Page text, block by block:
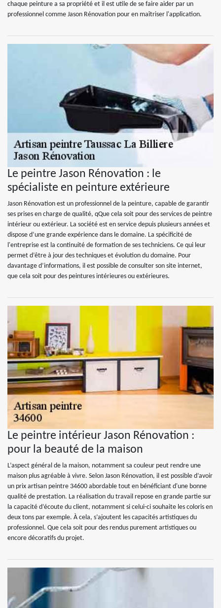
chaque peinture a sa propriété et il est utile de se faire aider par un
professionnel comme Jason Rénovation pour en maîtriser l'application.
Le peintre Jason Rénovation : le
spécialiste en peinture extérieure
Jason Rénovation est un professionnel de la peinture, capable de garantir
ses prises en charge de qualité, qQue cela soit pour des services de peintre
intérieur ou extérieur. La société est en service depuis plusieurs années et
dispose d’une grande expérience dans le domaine. La spécificité de
l'entreprise est la continuité de formation de ses techniciens. Ce qui leur
permet d’être à jour des techniques et évolution du domaine. Pour
davantage d’informations, il est possible de consulter son site internet,
que cela soit pour des peintures intérieures ou extérieures.
Le peintre intérieur Jason Rénovation :
pour la beauté de la maison
L’aspect général de la maison, notamment sa couleur peut rendre une
maison plus agréable à vivre. Selon Jason Rénovation, il est possible d’avoir
un prix artisan peintre 34600 abordable tout en bénéficiant d'une bonne
qualité de prestation. La réalisation du travail repose en grande partie sur
la capacité d’écoute du client, notamment si celui-ci souhaite les coloris en
deux tons par exemple. À cela, s’ajoutent les capacités artistiques du
professionnel. Que cela soit pour des rendus purement artistiques ou
encore décoratifs du projet.